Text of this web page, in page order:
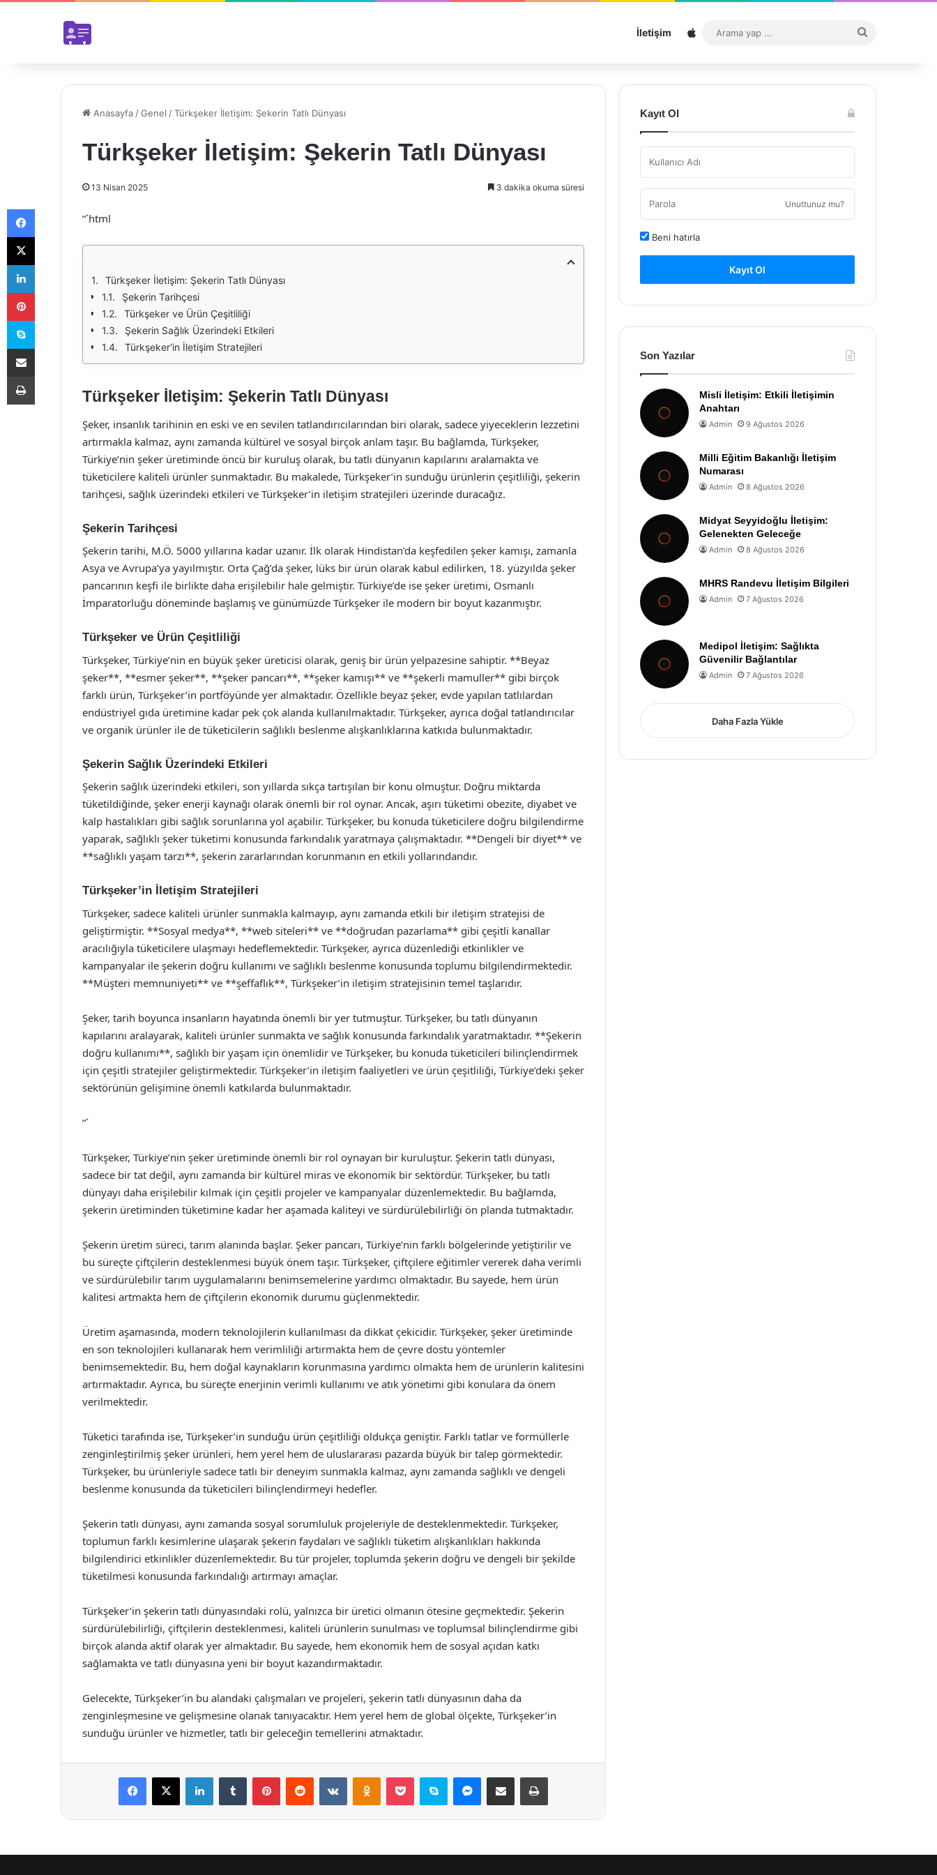
İletişim Sitemap
...
Anasayfa /Genel /Türkşeker İletişim: Şekerin Tatlı Dünyası
Türkşeker İletişim: Şekerin Tatlı Dünyası
13 Nisan 2025 3 dakika okuma süresi
“`html
Türkşeker İletişim: Şekerin Tatlı Dünyası
Şekerin Tarihçesi
Türkşeker ve Ürün Çeşitliliği
Şekerin Sağlık Üzerindeki Etkileri
Türkşeker'in İletişim Stratejileri
Türkşeker İletişim: Şekerin Tatlı Dünyası
Şeker, insanlık tarihinin en eski ve en sevilen tatlandırıcılarından biri olarak, sadece yiyeceklerin lezzetini
artırmakla kalmaz, aynı zamanda kültürel ve sosyal birçok anlam taşır. Bu bağlamda, Türkşeker,
Türkiye’nin şeker üretiminde öncü bir kuruluş olarak, bu tatlı dünyanın kapılarını aralamakta ve
tüketicilere kaliteli ürünler sunmaktadır. Bu makalede, Türkşeker’in sunduğu ürünlerin çeşitliliği, şekerin
tarihçesi, sağlık üzerindeki etkileri ve Türkşeker’in iletişim stratejileri üzerinde duracağız.
Şekerin Tarihçesi
Şekerin tarihi, M.Ö. 5000 yıllarına kadar uzanır. İlk olarak Hindistan’da keşfedilen şeker kamışı, zamanla
Asya ve Avrupa’ya yayılmıştır. Orta Çağ’da şeker, lüks bir ürün olarak kabul edilirken, 18. yüzyılda şeker
pancarının keşfi ile birlikte daha erişilebilir hale gelmiştir. Türkiye’de ise şeker üretimi, Osmanlı
İmparatorluğu döneminde başlamış ve günümüzde Türkşeker ile modern bir boyut kazanmıştır.
Türkşeker ve Ürün Çeşitliliği
Türkşeker, Türkiye’nin en büyük şeker üreticisi olarak, geniş bir ürün yelpazesine sahiptir. **Beyaz
şeker**, **esmer şeker**, **şeker pancarı**, **şeker kamışı** ve **şekerli mamuller** gibi birçok
farklı ürün, Türkşeker’in portföyünde yer almaktadır. Özellikle beyaz şeker, evde yapılan tatlılardan
endüstriyel gıda üretimine kadar pek çok alanda kullanılmaktadır. Türkşeker, ayrıca doğal tatlandırıcılar
ve organik ürünler ile de tüketicilerin sağlıklı beslenme alışkanlıklarına katkıda bulunmaktadır.
Şekerin Sağlık Üzerindeki Etkileri
Şekerin sağlık üzerindeki etkileri, son yıllarda sıkça tartışılan bir konu olmuştur. Doğru miktarda
tüketildiğinde, şeker enerji kaynağı olarak önemli bir rol oynar. Ancak, aşırı tüketimi obezite, diyabet ve
kalp hastalıkları gibi sağlık sorunlarına yol açabilir. Türkşeker, bu konuda tüketicilere doğru bilgilendirme
yaparak, sağlıklı şeker tüketimi konusunda farkındalık yaratmaya çalışmaktadır. **Dengeli bir diyet** ve
**sağlıklı yaşam tarzı**, şekerin zararlarından korunmanın en etkili yollarındandır.
Türkşeker’in İletişim Stratejileri
Türkşeker, sadece kaliteli ürünler sunmakla kalmayıp, aynı zamanda etkili bir iletişim stratejisi de
geliştirmiştir. **Sosyal medya**, **web siteleri** ve **doğrudan pazarlama** gibi çeşitli kanallar
aracılığıyla tüketicilere ulaşmayı hedeflemektedir. Türkşeker, ayrıca düzenlediği etkinlikler ve
kampanyalar ile şekerin doğru kullanımı ve sağlıklı beslenme konusunda toplumu bilgilendirmektedir.
**Müşteri memnuniyeti** ve **şeffaflık**, Türkşeker’in iletişim stratejisinin temel taşlarıdır.
Şeker, tarih boyunca insanların hayatında önemli bir yer tutmuştur. Türkşeker, bu tatlı dünyanın
kapılarını aralayarak, kaliteli ürünler sunmakta ve sağlık konusunda farkındalık yaratmaktadır. **Şekerin
doğru kullanımı**, sağlıklı bir yaşam için önemlidir ve Türkşeker, bu konuda tüketicileri bilinçlendirmek
için çeşitli stratejiler geliştirmektedir. Türkşeker’in iletişim faaliyetleri ve ürün çeşitliliği, Türkiye’deki şeker
sektörünün gelişimine önemli katkılarda bulunmaktadır.
“`
Türkşeker, Türkiye’nin şeker üretiminde önemli bir rol oynayan bir kuruluştur. Şekerin tatlı dünyası,
sadece bir tat değil, aynı zamanda bir kültürel miras ve ekonomik bir sektördür. Türkşeker, bu tatlı
dünyayı daha erişilebilir kılmak için çeşitli projeler ve kampanyalar düzenlemektedir. Bu bağlamda,
şekerin üretiminden tüketimine kadar her aşamada kaliteyi ve sürdürülebilirliği ön planda tutmaktadır.
Şekerin üretim süreci, tarım alanında başlar. Şeker pancarı, Türkiye’nin farklı bölgelerinde yetiştirilir ve
bu süreçte çiftçilerin desteklenmesi büyük önem taşır. Türkşeker, çiftçilere eğitimler vererek daha verimli
ve sürdürülebilir tarım uygulamalarını benimsemelerine yardımcı olmaktadır. Bu sayede, hem ürün
kalitesi artmakta hem de çiftçilerin ekonomik durumu güçlenmektedir.
Üretim aşamasında, modern teknolojilerin kullanılması da dikkat çekicidir. Türkşeker, şeker üretiminde
en son teknolojileri kullanarak hem verimliliği artırmakta hem de çevre dostu yöntemler
benimsemektedir. Bu, hem doğal kaynakların korunmasına yardımcı olmakta hem de ürünlerin kalitesini
artırmaktadır. Ayrıca, bu süreçte enerjinin verimli kullanımı ve atık yönetimi gibi konulara da önem
verilmektedir.
Tüketici tarafında ise, Türkşeker’in sunduğu ürün çeşitliliği oldukça geniştir. Farklı tatlar ve formüllerle
zenginleştirilmiş şeker ürünleri, hem yerel hem de uluslararası pazarda büyük bir talep görmektedir.
Türkşeker, bu ürünleriyle sadece tatlı bir deneyim sunmakla kalmaz, aynı zamanda sağlıklı ve dengeli
beslenme konusunda da tüketicileri bilinçlendirmeyi hedefler.
Şekerin tatlı dünyası, aynı zamanda sosyal sorumluluk projeleriyle de desteklenmektedir. Türkşeker,
toplumun farklı kesimlerine ulaşarak şekerin faydaları ve sağlıklı tüketim alışkanlıkları hakkında
bilgilendirici etkinlikler düzenlemektedir. Bu tür projeler, toplumda şekerin doğru ve dengeli bir şekilde
tüketilmesi konusunda farkındalığı artırmayı amaçlar.
Türkşeker’in şekerin tatlı dünyasındaki rolü, yalnızca bir üretici olmanın ötesine geçmektedir. Şekerin
sürdürülebilirliği, çiftçilerin desteklenmesi, kaliteli ürünlerin sunulması ve toplumsal bilinçlendirme gibi
birçok alanda aktif olarak yer almaktadır. Bu sayede, hem ekonomik hem de sosyal açıdan katkı
sağlamakta ve tatlı dünyasına yeni bir boyut kazandırmaktadır.
Gelecekte, Türkşeker’in bu alandaki çalışmaları ve projeleri, şekerin tatlı dünyasının daha da
zenginleşmesine ve gelişmesine olanak tanıyacaktır. Hem yerel hem de global ölçekte, Türkşeker’in
sunduğu ürünler ve hizmetler, tatlı bir geleceğin temellerini atmaktadır.
Facebook
X LinkedInTumblr PinterestReddit VKontakteOdnoklassniki
Pocket Skype Messenger
E-Posta ile paylaş Yazdır
Kayıt Ol
Unuttunuz mu?
Beni hatırla
Kayıt Ol
Son Yazılar
Misli İletişim: Etkili İletişimin
Anahtarı
Admin 9 Ağustos 2026
Milli Eğitim Bakanlığı İletişim
Numarası
Admin 8 Ağustos 2026
Midyat Seyyidoğlu İletişim:
Gelenekten Geleceğe
Admin 8 Ağustos 2026
MHRS Randevu İletişim Bilgileri
Admin 7 Ağustos 2026
Medipol İletişim: Sağlıkta
Güvenilir Bağlantılar
Admin 7 Ağustos 2026
Daha Fazla Yükle
Facebook
X
LinkedIn
Pinterest
Skype
E-Posta ile paylaş